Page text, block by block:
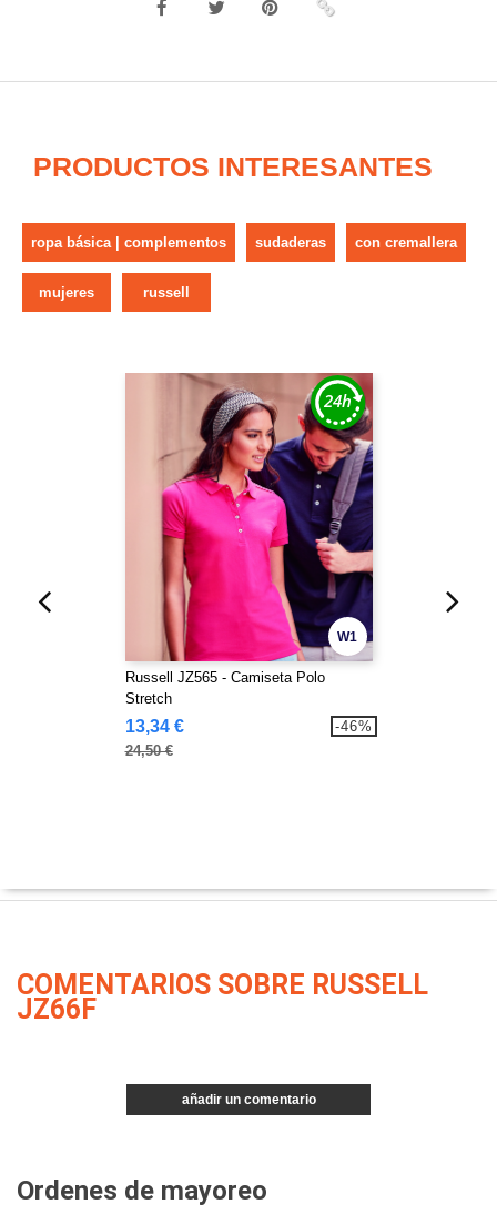
PRODUCTOS INTERESANTES
ropa básica | complementos sudaderas con cremallera
mujeres russell
W1
Russell JZ565 - Camiseta Polo
Stretch
13,34 €
24,50 €
-46%
COMENTARIOS SOBRE RUSSELL
JZ66F
añadir un comentario
Ordenes de mayoreo